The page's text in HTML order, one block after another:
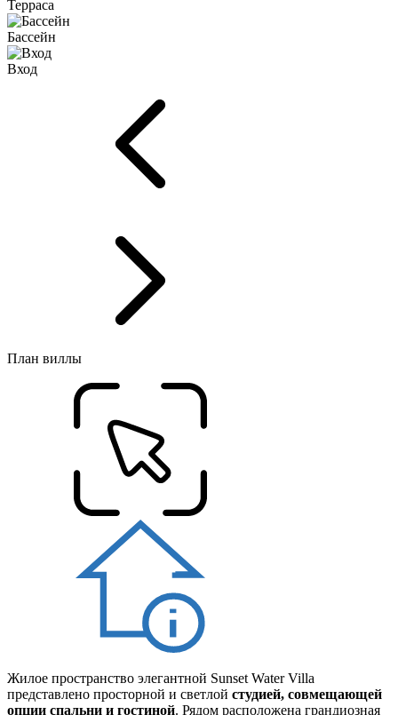
Терраса
Бассейн
Вход
План виллы
Жилое пространство элегантной Sunset Water Villa
представлено просторной и светлой студией, совмещающей
опции спальни и гостиной. Рядом расположена грандиозная